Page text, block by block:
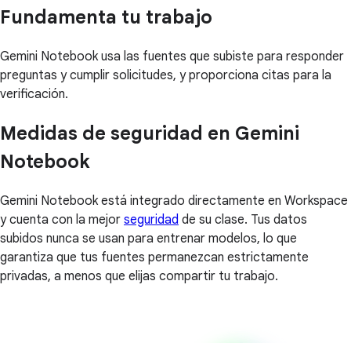
Fundamenta tu trabajo
Gemini Notebook usa las fuentes que subiste para responder
preguntas y cumplir solicitudes, y proporciona citas para la
verificación.
Medidas de seguridad en Gemini
Notebook
Gemini Notebook está integrado directamente en Workspace
y cuenta con la mejor seguridad de su clase. Tus datos
subidos nunca se usan para entrenar modelos, lo que
garantiza que tus fuentes permanezcan estrictamente
privadas, a menos que elijas compartir tu trabajo.